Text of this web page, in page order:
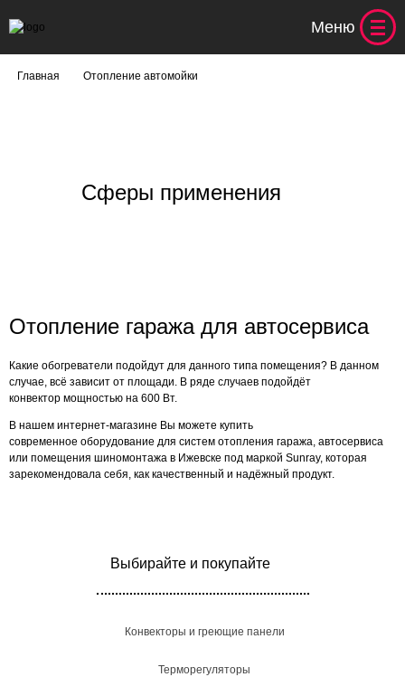
Меню
Главная Отопление автомойки
Сферы применения
Отопление гаража для автосервиса
Какие обогреватели подойдут для данного типа помещения? В данном
случае, всё зависит от площади. В ряде случаев подойдёт
конвектор мощностью на 600 Вт.
В нашем интернет-магазине Вы можете купить
современное оборудование для систем отопления гаража, автосервиса
или помещения шиномонтажа в Ижевске под маркой Sunray, которая
зарекомендовала себя, как качественный и надёжный продукт.
Выбирайте и покупайте
Конвекторы и греющие панели
Терморегуляторы